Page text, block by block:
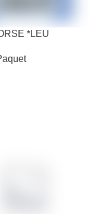
*LEU